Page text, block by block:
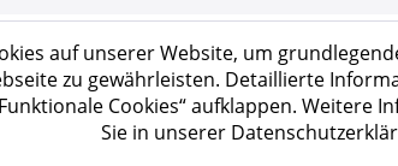
auf unserer Website, um
zu gewährleisten. Detaillierte
Cookies“ aufklappen. Weitere
Sie in unserer